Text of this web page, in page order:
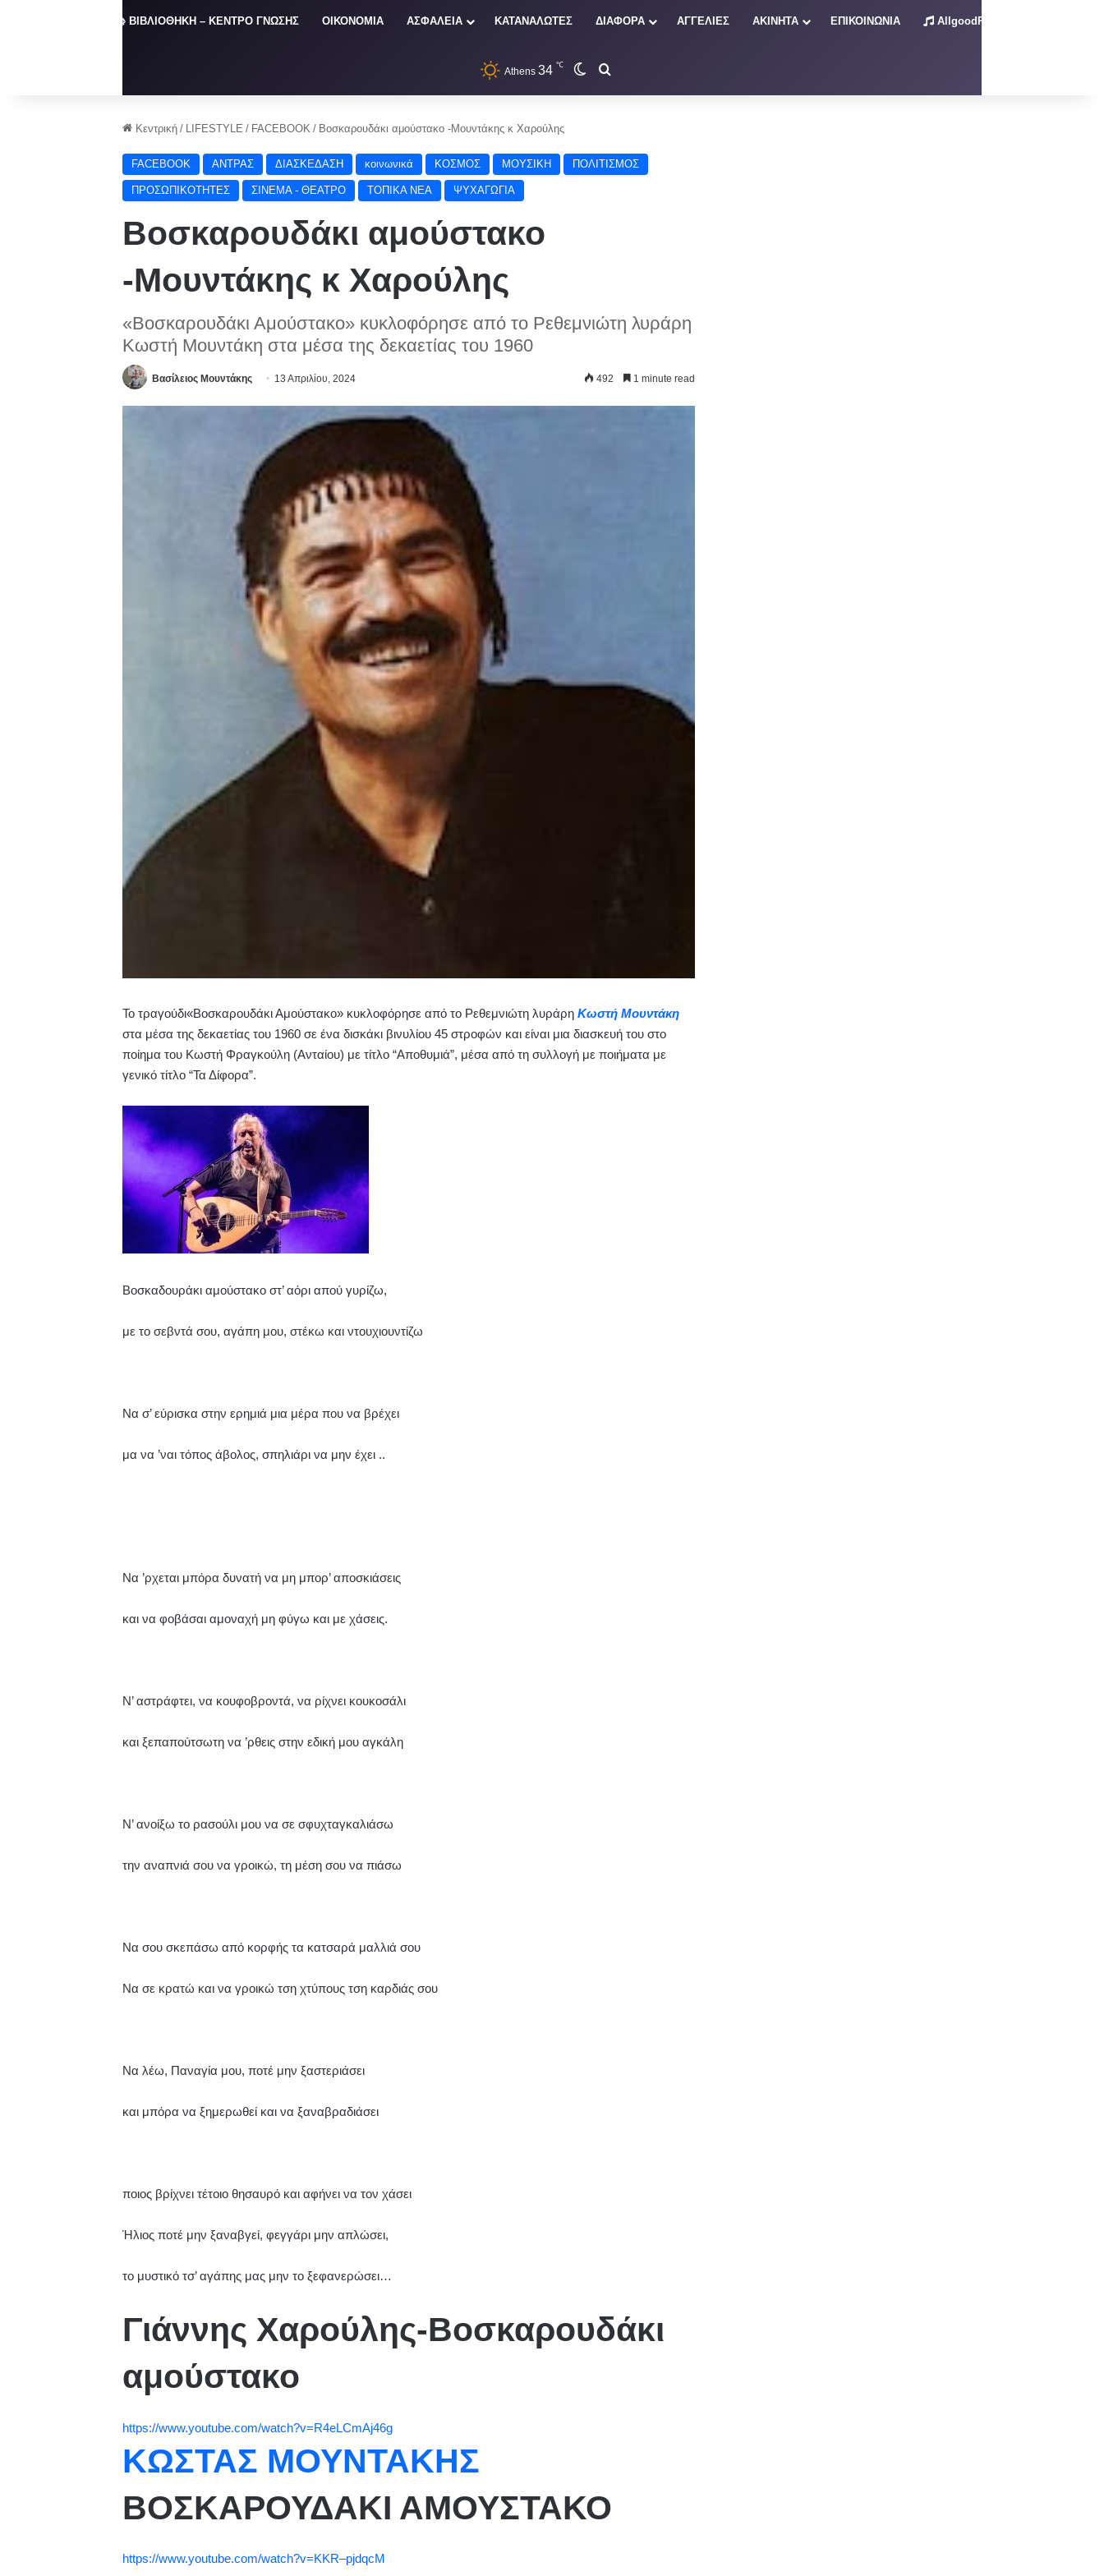
📚 ΒΙΒΛΙΟΘΗΚΗ – ΚΕΝΤΡΟ ΓΝΩΣΗΣ ΟΙΚΟΝΟΜΙΑ ΑΣΦΑΛΕΙΑ ΚΑΤΑΝΑΛΩΤΕΣ ΔΙΑΦΟΡΑ ΑΓΓΕΛΙΕΣ ΑΚΙΝΗΤΑ ΕΠΙΚΟΙΝΩΝΙΑ AllgoodRadio – Live
Athens 34 ℃ Switch skin
Κεντρική / LIFESTYLE / FACEBOOK / Βοσκαρουδάκι αμούστακο -Μουντάκης κ Χαρούλης
FACEBOOK ΑΝΤΡΑΣ ΔΙΑΣΚΕΔΑΣΗ κοινωνικά ΚΟΣΜΟΣ ΜΟΥΣΙΚΗ ΠΟΛΙΤΙΣΜΟΣ
ΠΡΟΣΩΠΙΚΟΤΗΤΕΣ ΣΙΝΕΜΑ - ΘΕΑΤΡΟ ΤΟΠΙΚΑ ΝΕΑ ΨΥΧΑΓΩΓΙΑ
Βοσκαρουδάκι αμούστακο
-Μουντάκης κ Χαρούλης
«Βοσκαρουδάκι Αμούστακο» κυκλοφόρησε από το Ρεθεμνιώτη λυράρη
Κωστή Μουντάκη στα μέσα της δεκαετίας του 1960
Βασίλειος Μουντάκης 13 Απριλίου, 2024 492 1 minute read
Το τραγούδι«Βοσκαρουδάκι Αμούστακο» κυκλοφόρησε από το Ρεθεμνιώτη λυράρηΚωστή Μουντάκη
στα μέσα της δεκαετίας του 1960 σε ένα δισκάκι βινυλίου 45 στροφών και είναι μια διασκευή του στο
ποίημα του Κωστή Φραγκούλη (Ανταίου) με τίτλο “Αποθυμιά”, μέσα από τη συλλογή με ποιήματα με
γενικό τίτλο “Τα Δίφορα”.
Βοσκαδουράκι αμούστακο στ’ αόρι απού γυρίζω,
με το σεβντά σου, αγάπη μου, στέκω και ντουχιουντίζω
Να σ’ εύρισκα στην ερημιά μια μέρα που να βρέχει
μα να ’ναι τόπος άβολος, σπηλιάρι να μην έχει ..
Να ’ρχεται μπόρα δυνατή να μη μπορ’ αποσκιάσεις
και να φοβάσαι αμοναχή μη φύγω και με χάσεις.
Ν’ αστράφτει, να κουφοβρoντά, να ρίχνει κουκοσάλι
και ξεπαπούτσωτη να ’ρθεις στην εδική μου αγκάλη
Ν’ ανοίξω το ρασούλι μου να σε σφυχταγκαλιάσω
την αναπνιά σου να γροικώ, τη μέση σου να πιάσω
Να σου σκεπάσω από κορφής τα κατσαρά μαλλιά σου
Να σε κρατώ και να γροικώ τση χτύπους τση καρδιάς σου
Να λέω, Παναγία μου, ποτέ μην ξαστεριάσει
και μπόρα να ξημερωθεί και να ξαναβραδιάσει
ποιος βρίχνει τέτοιο θησαυρό και αφήνει να τον χάσει
Ήλιος ποτέ μην ξαναβγεί, φεγγάρι μην απλώσει,
το μυστικό τσ’ αγάπης μας μην το ξεφανερώσει…
Γιάννης Χαρούλης-Βοσκαρουδάκι
αμούστακο
https://www.youtube.com/watch?v=R4eLCmAj46g
ΚΩΣΤΑΣ ΜΟΥΝΤΑΚΗΣ
ΒΟΣΚΑΡΟΥΔΑΚΙ ΑΜΟΥΣΤΑΚΟ
https://www.youtube.com/watch?v=KKR–pjdqcM